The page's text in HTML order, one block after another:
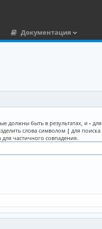
Документация
должны быть в результатах, и - для
слова символом | для поиска
частичного совпадения.